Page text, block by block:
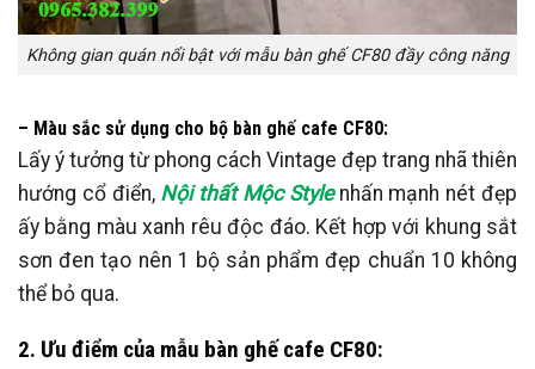
Không gian quán nổi bật với mẫu bàn ghế CF80 đầy công năng
– Màu sắc sử dụng cho bộ bàn ghế cafe CF80:
Lấy ý tưởng từ phong cách Vintage đẹp trang nhã thiên
hướng cổ điển, Nội thất Mộc Stylenhấn mạnh nét đẹp
ấy bằng màu xanh rêu độc đáo. Kết hợp với khung sắt
sơn đen tạo nên 1 bộ sản phẩm đẹp chuẩn 10 không
thể bỏ qua.
2. Ưu điểm của mẫu bàn ghế cafe CF80: